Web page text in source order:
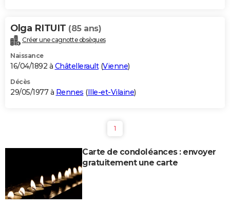
Olga RITUIT (85 ans)
Créer une cagnotte obsèques
Naissance
16/04/1892 à Châtellerault(Vienne)
Décès
29/05/1977 à Rennes (Ille-et-Vilaine)
1
Carte de condoléances : envoyer
gratuitement une carte